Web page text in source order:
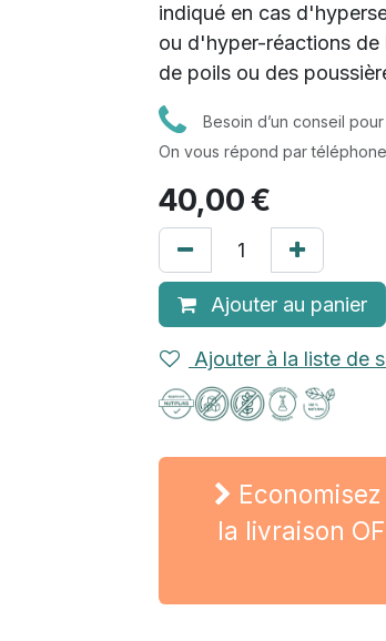
indiqué en cas
ou d'hyper-réactions de
de poils ou des
Besoin d’un conseil
On vous répond par
40,00€
Ajouter au panier
Ajouter à la liste de
la livraison